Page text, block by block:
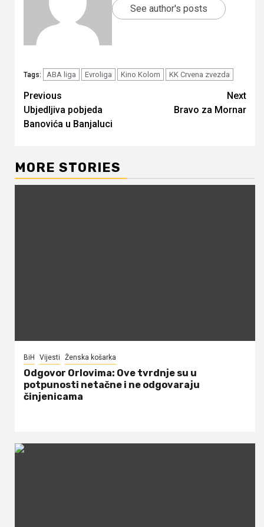
See author's posts
Tags: ABA liga Evroliga Kino Kolom KK Crvena zvezda
Continue
Reading
Previous
Ubjedljiva pobjeda
Banovića u Banjaluci
Next
Bravo za Mornar
MORE STORIES
BiH Vijesti Ženska košarka
Odgovor Orlovima: ​Ove tvrdnje su u
potpunosti netačne i ne odgovaraju
činjenicama